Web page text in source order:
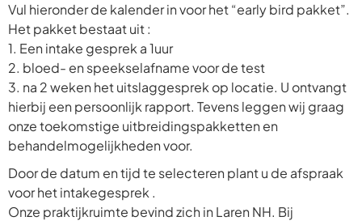
Vul hieronder de kalender in voor het “early bird pakket”.
Het pakket bestaat uit :
1. Een intake gesprek a 1uur
2. ⁠bloed- en speekselafname voor de test
3. ⁠na 2 weken het uitslaggesprek op locatie. U ontvangt
hierbij een persoonlijk rapport. Tevens leggen wij graag
onze toekomstige uitbreidingspakketten en
behandelmogelijkheden voor.
Door de datum en tijd te selecteren plant u de afspraak
voor het intakegesprek .
Onze praktijkruimte bevind zich in Laren NH. Bij